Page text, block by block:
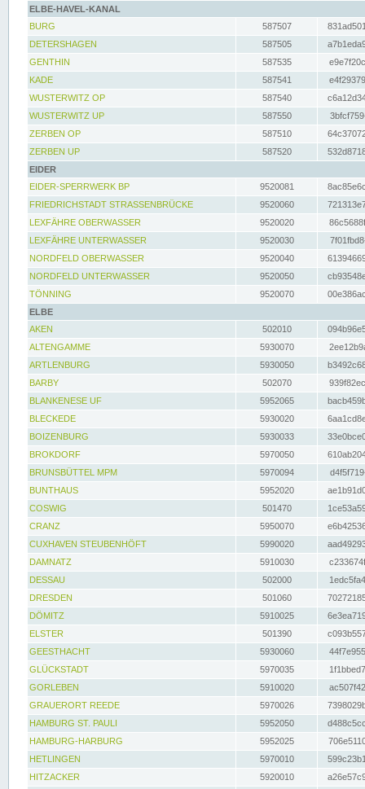
ELBE-HAVEL-KANAL
BURG
587507
DETERSHAGEN
587505
GENTHIN
587535
KADE
587541
WUSTERWITZ OP
587540
WUSTERWITZ UP
587550
ZERBEN OP
587510
ZERBEN UP
587520
EIDER
EIDER-SPERRWERK BP
9520081
FRIEDRICHSTADT STRASSENBRÜCKE
9520060
LEXFÄHRE OBERWASSER
9520020
LEXFÄHRE UNTERWASSER
9520030
NORDFELD OBERWASSER
9520040
NORDFELD UNTERWASSER
9520050
TÖNNING
9520070
ELBE
AKEN
502010
ALTENGAMME
5930070
ARTLENBURG
5930050
BARBY
502070
BLANKENESE UF
5952065
BLECKEDE
5930020
BOIZENBURG
5930033
BROKDORF
5970050
BRUNSBÜTTEL MPM
5970094
BUNTHAUS
5952020
COSWIG
501470
CRANZ
5950070
CUXHAVEN STEUBENHÖFT
5990020
DAMNATZ
5910030
DESSAU
502000
DRESDEN
501060
DÖMITZ
5910025
ELSTER
501390
GEESTHACHT
5930060
GLÜCKSTADT
5970035
GORLEBEN
5910020
GRAUERORT REEDE
5970026
HAMBURG ST. PAULI
5952050
HAMBURG-HARBURG
5952025
HETLINGEN
5970010
HITZACKER
5920010